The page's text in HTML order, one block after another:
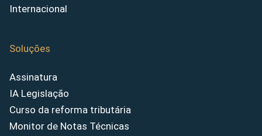
Internacional
Soluções
Assinatura
IA Legislação
Curso da reforma tributária
Monitor de Notas Técnicas